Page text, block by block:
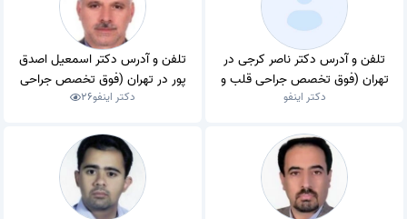
تلفن و آدرس دکتر ناصر کرجی در
تهران (فوق تخصص جراحی قلب و
عروق)
دکتر اینفو
تلفن و آدرس دکتر اسمعیل اصدق
پور در تهران (فوق تخصص جراحی
قلب و عروق)
دکتر اینفو26